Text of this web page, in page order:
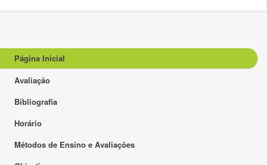
Página Inicial
Avaliação
Bibliografia
Horário
Métodos de Ensino e Avaliações